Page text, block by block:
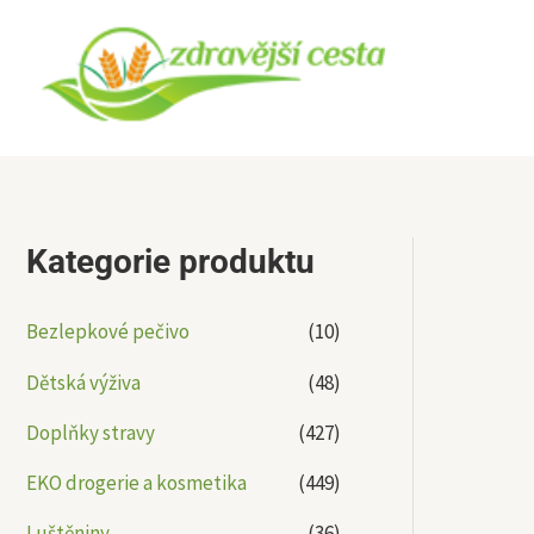
obsah
Kategorie produktu
Bezlepkové pečivo
(10)
Dětská výživa
(48)
Doplňky stravy
(427)
EKO drogerie a kosmetika
(449)